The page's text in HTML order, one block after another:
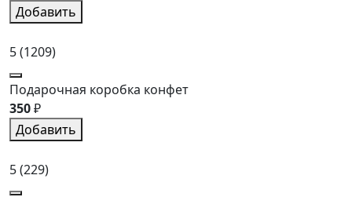
Добавить
5(1209)
Подарочная коробка конфет
350₽
Добавить
5(229)